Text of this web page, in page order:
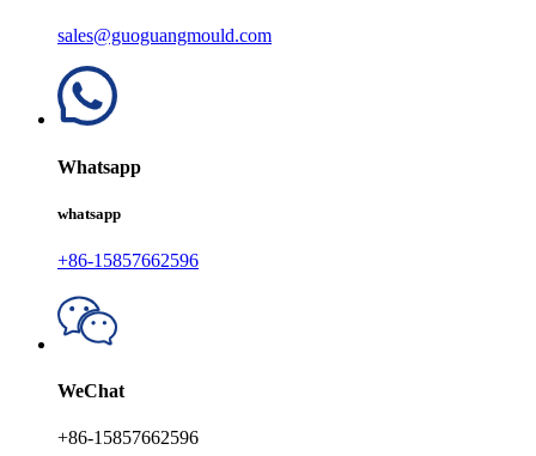
sales@guoguangmould.com
Whatsapp
whatsapp
+86-15857662596
WeChat
+86-15857662596